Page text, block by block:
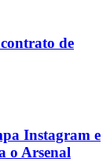
de
Instagram e
o Arsenal